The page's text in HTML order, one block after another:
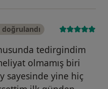
doğrulandı
tedirgindim
olmamış biri
sayesinde yine hiç